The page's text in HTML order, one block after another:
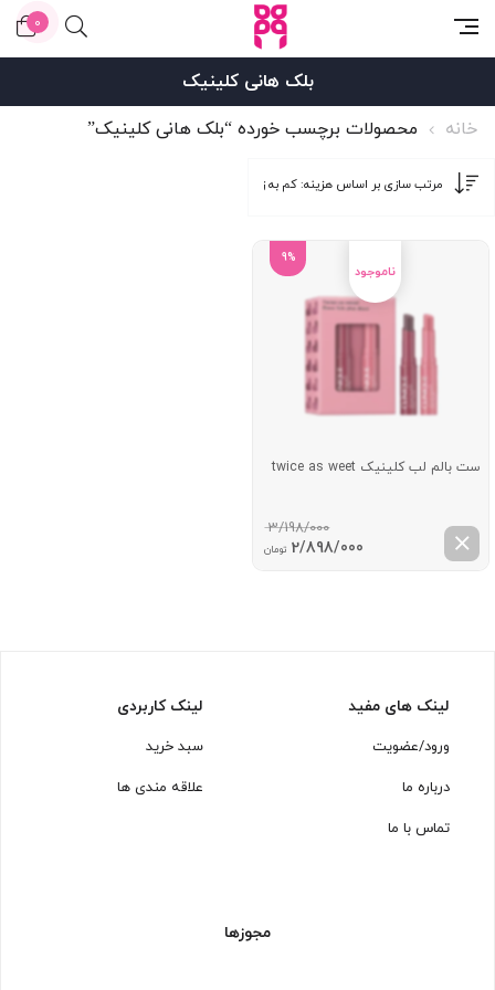
0
بلک هانی کلینیک
خانه
محصولات برچسب خورده “بلک هانی کلینیک”
9%
ست بالم لب کلینیک twice as weet
3/198/000
قیمت
2/898/000 تومانقیمت
لینک های مفید
ورود/عضویت
درباره ما
تماس با ما
لینک کاربردی
سبد خرید
علاقه مندی ها
مجوزها